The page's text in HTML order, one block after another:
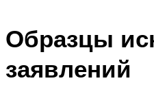
Образцы
заявлений